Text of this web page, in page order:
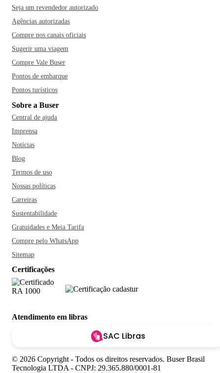
Seja um revendedor autorizado
Agências autorizadas
Compre nos canais oficiais
Sugerir uma viagem
Compre Vale Buser
Pontos de embarque
Pontos turísticos
Sobre a Buser
Central de ajuda
Imprensa
Notícias
Blog
Termos de uso
Nossas políticas
Carreiras
Sustentabilidade
Gratuidades e Meia Tarifa
Compre pelo WhatsApp
Sitemap
Certificações
Atendimento em libras
SAC Libras
© 2026 Copyright - Todos os direitos reservados. Buser Brasil
Tecnologia LTDA - CNPJ: 29.365.880/0001-81